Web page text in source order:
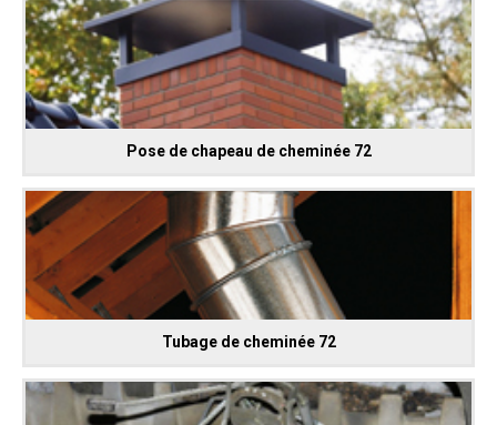
Pose de chapeau de cheminée 72
Tubage de cheminée 72